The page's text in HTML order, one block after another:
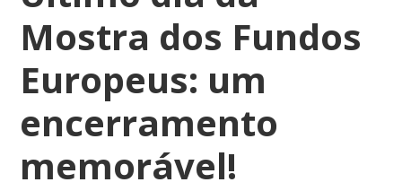
Mostra dos Fundos
Europeus: um
encerramento
memorável!